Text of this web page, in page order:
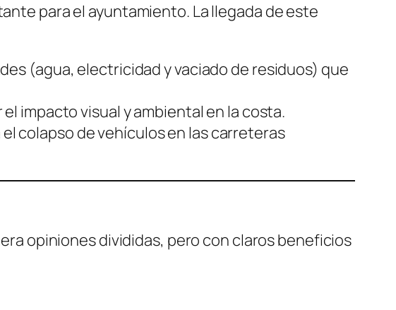
para el ayuntamiento. La llegada de este
(agua, electricidad y vaciado de residuos) que
impacto visual y ambiental en la costa.
colapso de vehículos en las carreteras
opiniones divididas, pero con claros beneficios